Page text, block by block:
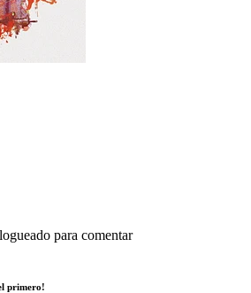
para comentar
primero!